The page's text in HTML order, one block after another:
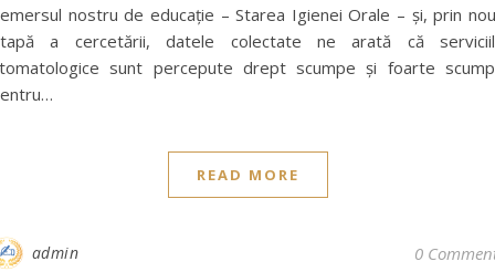
nostru de educație – Starea Igienei Orale – și, prin
a cercetării, datele colectate ne arată că
sunt percepute drept scumpe și foarte
READ MORE
admin 0